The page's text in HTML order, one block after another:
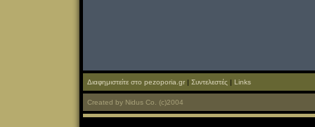
Διαφημιστείτε στο pezoporia.gr | Συντελεστές | Links
Created by Nidus Co. (c)2004